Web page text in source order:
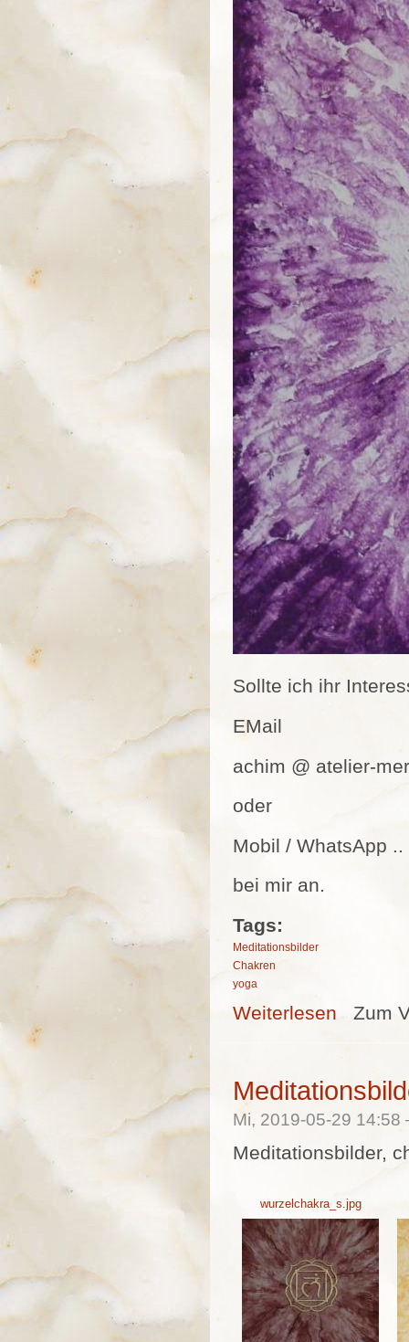
Sollte ich ihr
EMail
achim @ atelier-
oder
Mobil / WhatsApp
bei mir an.
Tags:
Meditationsbilder
Chakren
yoga
Weiterlesen überZum
Mi, 2019-05-29
Meditationsbilder,
wurzelchakra_s.jpg
wurzelchakra_s.jpg